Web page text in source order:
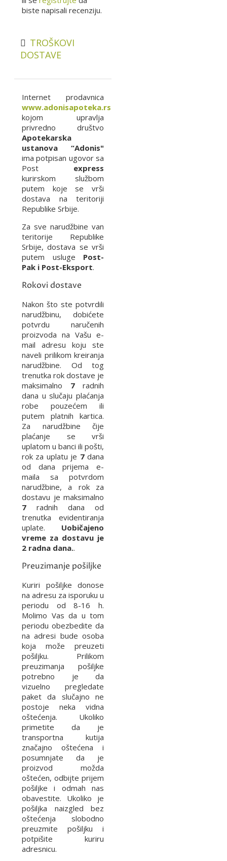
biste napisali recenziju.
TROŠKOVI
DOSTAVE
Internet prodavnica
www.adonisapoteka.rs
kojom upravlja
privredno društvo
Apotekarska
ustanova “Adonis"
ima potpisan ugovor sa
Post express
kurirskom službom
putem koje se vrši
dostava na teritoriji
Republike Srbije.
Za sve narudžbine van
teritorije Republike
Srbije, dostava se vrši
putem usluge Post-
Pak i Post-Eksport.
Rokovi dostave
Nakon što ste potvrdili
narudžbinu, dobićete
potvrdu naručenih
proizvoda na Vašu e-
mail adresu koju ste
naveli prilikom kreiranja
narudžbine. Od tog
trenutka rok dostave je
maksimalno 7radnih
dana u slučaju plaćanja
robe pouzećem ili
putem platnih kartica.
Za narudžbine čije
plaćanje se vrši
uplatom u banci ili pošti,
rok za uplatu je 7dana
od dana prijema e-
maila sa potvrdom
narudžbine, a rok za
dostavu je maksimalno
7 radnih dana od
trenutka evidentiranja
uplate. Uobičajeno
vreme za dostavu je
2 radna dana..
Preuzimanje pošiljke
Kuriri pošiljke donose
na adresu za isporuku u
periodu od 8-16 h.
Molimo Vas da u tom
periodu obezbedite da
na adresi bude osoba
koja može preuzeti
pošiljku. Prilikom
preuzimanja pošiljke
potrebno je da
vizuelno pregledate
paket da slučajno ne
postoje neka vidna
oštećenja. Ukoliko
primetite da je
transportna kutija
značajno oštećena i
posumnjate da je
proizvod možda
oštećen, odbijte prijem
pošiljke i odmah nas
obavestite. Ukoliko je
pošiljka naizgled bez
oštećenja slobodno
preuzmite pošiljku i
potpišite kuriru
adresnicu.